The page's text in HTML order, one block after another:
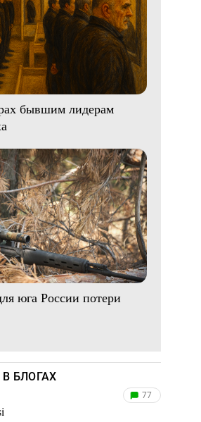
бывшим лидерам
юга России потери
БЛОГАХ
77